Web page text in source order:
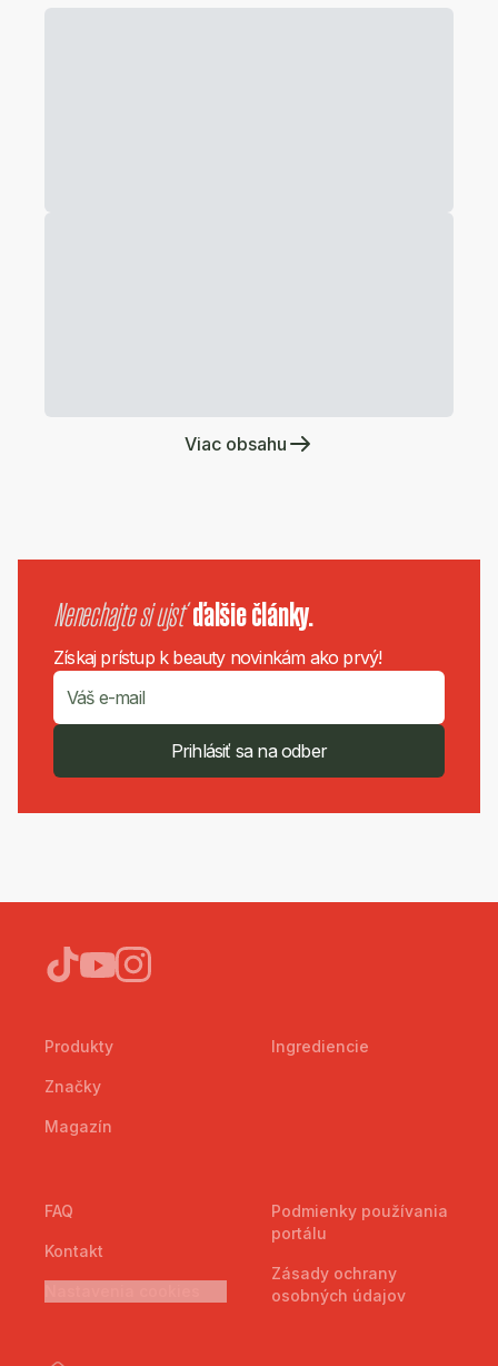
Viac obsahu
Nenechajte si ujsť ďalšie články.
Získaj prístup k beauty novinkám ako prvý!
Prihlásiť sa na odber
Produkty
Značky
Magazín
Ingrediencie
FAQ
Kontakt
Podmienky používania
portálu
Zásady ochrany
osobných údajov